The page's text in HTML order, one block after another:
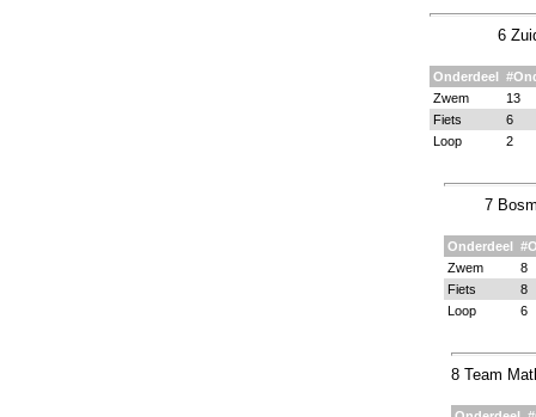
6
Onderdeel
Zwem
13
Fiets
6
Loop
2
7
Onderdeel
Zwem
8
Fiets
8
Loop
6
8 Team